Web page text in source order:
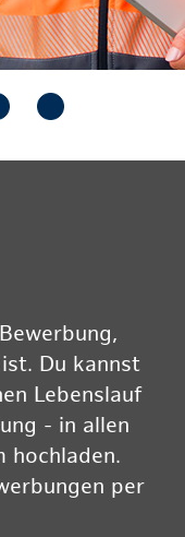
Du kannst
Lebenslauf
- in allen
hochladen.
per